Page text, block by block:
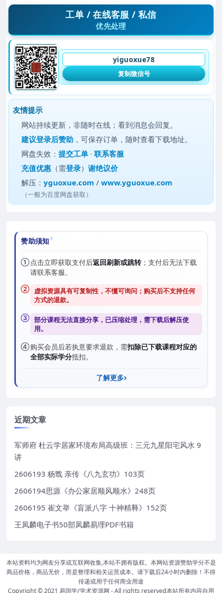
工单 / 在线客服 / 私信
优先处理
yiguoxue78
复制微信号
友情提示
网站持续更新，非随时在线；看到消息会回复。
建议登录后赞助 ，可保存订单，随时查看下载地址。
网盘失效：提交工单 ·联系客服
充值优惠 （需登录）谢绝议价
解压：yguoxue.com /www.yguoxue.com
（一般为百度网盘获取）
赞助须知
① 点击立即获取支付后返回刷新或跳转；支付后无法下载
请联系客服。
② 虚拟资源具有可复制性，不懂可询问；购买后不支持任何
方式的退款。
③ 部分课程无法直接分享，已压缩处理，需下载后解压使
用。
④购买会员后若执意要求退款，需扣除已下载课程对应的
全部实际学分抵扣。
了解更多
近期文章
军师府 杜云学居家环境布局高级班：三元九星阳宅风水 9
讲
2606193 杨戬 亲传《八九玄功》103页
2606194思源《办公家居顺风顺水》248页
2606195 崔文举《盲派八字 十神精释》152页
王凤麟电子书50部凤麟易理PDF书籍
本站资料均为网友分享或互联网收集,本站不拥有版权。本网站资源赞助学分不是
商品价格，商品无价，而是整理和相关运营成本。请下载后24小时内删除！不得
传递或用于任何商业用途
Copyright © 2021 易国学/学术资源网 - All rights reserved本站所有内容自用